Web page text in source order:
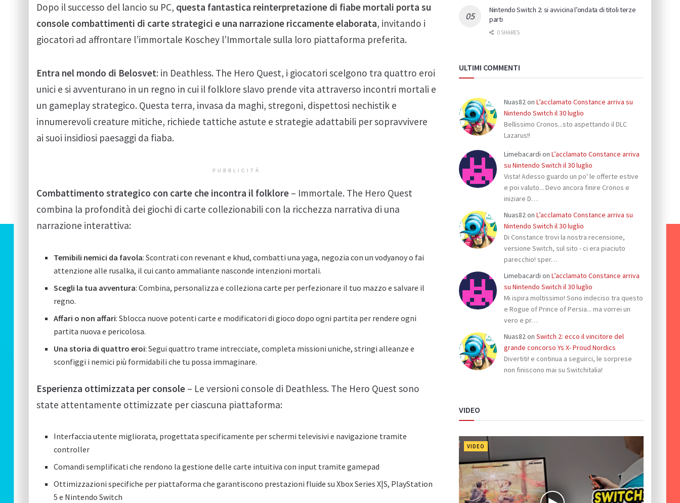
Dopo il successo del lancio su PC, questa fantastica reinterpretazione di fiabe mortali porta su
console combattimenti di carte strategici e una narrazione riccamente elaborata, invitando i
giocatori ad affrontare l’immortale Koschey l’Immortale sulla loro piattaforma preferita.
Entra nel mondo di Belosvet: in Deathless. The Hero Quest, i giocatori scelgono tra quattro eroi
unici e si avventurano in un regno in cui il folklore slavo prende vita attraverso incontri mortali e
un gameplay strategico. Questa terra, invasa da maghi, stregoni, dispettosi nechistik e
innumerevoli creature mitiche, richiede tattiche astute e strategie adattabili per sopravvivere
ai suoi insidiosi paesaggi da fiaba.
PUBBLICITÀ
Combattimento strategico con carte che incontra il folklore – Immortale. The Hero Quest
combina la profondità dei giochi di carte collezionabili con la ricchezza narrativa di una
narrazione interattiva:
Temibili nemici da favola: Scontrati con revenant e khud, combatti una yaga, negozia con un vodyanoy o fai
attenzione alle rusalka, il cui canto ammaliante nasconde intenzioni mortali.
Scegli la tua avventura: Combina, personalizza e colleziona carte per perfezionare il tuo mazzo e salvare il
regno.
Affari o non affari: Sblocca nuove potenti carte e modificatori di gioco dopo ogni partita per rendere ogni
partita nuova e pericolosa.
Una storia di quattro eroi: Segui quattro trame intrecciate, completa missioni uniche, stringi alleanze e
sconfiggi i nemici più formidabili che tu possa immaginare.
Esperienza ottimizzata per console – Le versioni console di Deathless. The Hero Quest sono
state attentamente ottimizzate per ciascuna piattaforma:
Interfaccia utente migliorata, progettata specificamente per schermi televisivi e navigazione tramite
controller
Comandi semplificati che rendono la gestione delle carte intuitiva con input tramite gamepad
Ottimizzazioni specifiche per piattaforma che garantiscono prestazioni fluide su Xbox Series X|S, PlayStation
5 e Nintendo Switch
Nintendo Switch 2: si avvicina l’ondata di titoli terze
parti
0 SHARES
ULTIMI COMMENTI
Nuas82on L’acclamato Constance arriva su
Nintendo Switch il 30 luglio
Bellissimo Cronos...sto aspettando il DLC
Lazarus!!
Limebacardi on L’acclamato Constance arriva
su Nintendo Switch il 30 luglio
Vista! Adesso guardo un po' le offerte estive
e poi valuto... Devo ancora finire Cronos e
iniziare D…
Nuas82on L’acclamato Constance arriva su
Nintendo Switch il 30 luglio
Di Constance trovi la nostra recensione,
versione Switch, sul sito - ci era piaciuto
parecchio! sper…
Limebacardi on L’acclamato Constance arriva
su Nintendo Switch il 30 luglio
Mi ispira moltissimo! Sono indeciso tra questo
e Rogue of Prince of Persia... ma vorrei un
vero e pr…
Nuas82on Switch 2: ecco il vincitore del
grande concorso Ys X- Proud Nordics
Divertiti! e continua a seguirci, le sorprese
non finiscono mai su Switchitalia!
VIDEO
VIDEO